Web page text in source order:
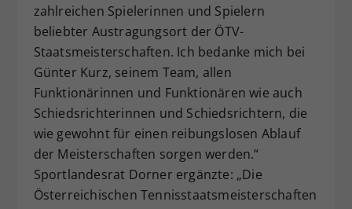
zahlreichen Spielerinnen und Spielern
beliebter Austragungsort der ÖTV-
Staatsmeisterschaften. Ich bedanke mich bei
Günter Kurz, seinem Team, allen
Funktionärinnen und Funktionären wie auch
Schiedsrichterinnen und Schiedsrichtern, die
wie gewohnt für einen reibungslosen Ablauf
der Meisterschaften sorgen werden.“
Sportlandesrat Dorner ergänzte: „Die
Österreichischen Tennisstaatsmeisterschaften